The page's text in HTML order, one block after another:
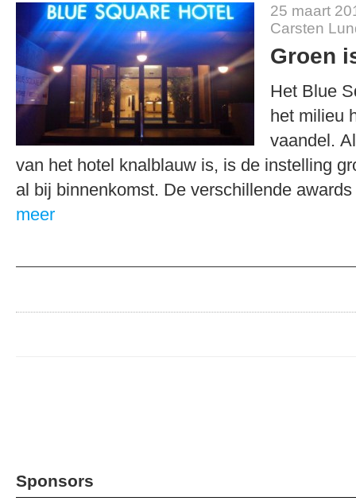
25 maart
Carsten
Groen
Het Blue
het milieu
vaandel.
van het hotel knalblauw is, is de instelling
al bij binnenkomst. De verschillende
meer
Sponsors